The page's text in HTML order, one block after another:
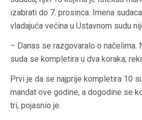
izabrati do 7. prosinca. Imena
vladajuća većina u Ustavnom sudu
– Danas se razgovaralo o načelima.
suda se kompletira u dva koraka,
Prvi je da se najprije kompletira 10
mandat ove godine, a dogodine se
tri, pojasnio je.